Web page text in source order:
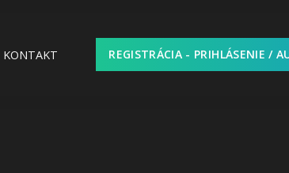
KONTAKT REGISTRÁCIA - PRIHLÁSENIE /